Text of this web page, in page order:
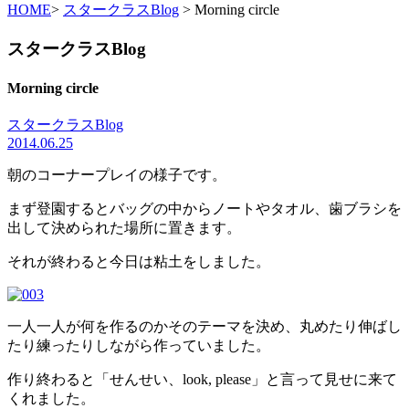
HOME> スタークラスBlog > Morning circle
スタークラスBlog
Morning circle
スタークラスBlog
2014.06.25
朝のコーナープレイの様子です。
まず登園するとバッグの中からノートやタオル、歯ブラシを
出して決められた場所に置きます。
それが終わると今日は粘土をしました。
一人一人が何を作るのかそのテーマを決め、丸めたり伸ばし
たり練ったりしながら作っていました。
作り終わると「せんせい、look, please」と言って見せに来て
くれました。